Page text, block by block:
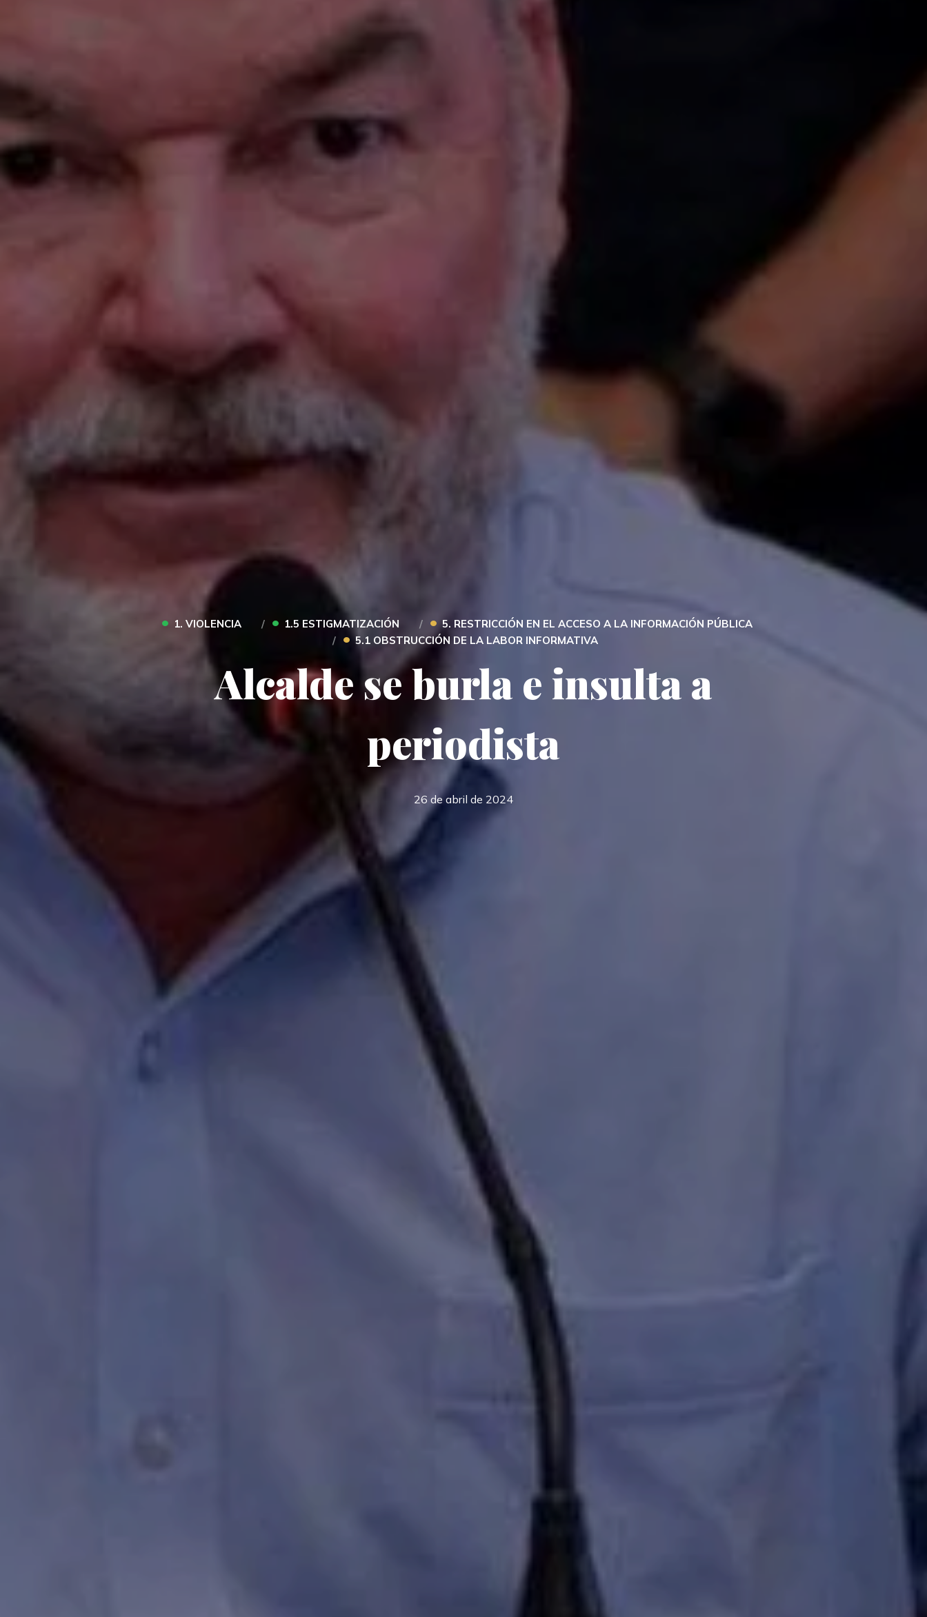
• 1. VIOLENCIA • 1.5 ESTIGMATIZACIÓN • 5. RESTRICCIÓN EN EL ACCESO A LA INFORMACIÓN PÚBLICA
• 5.1 OBSTRUCCIÓN DE LA LABOR INFORMATIVA
Alcalde se burla e insulta a
periodista
26 de abril de 2024